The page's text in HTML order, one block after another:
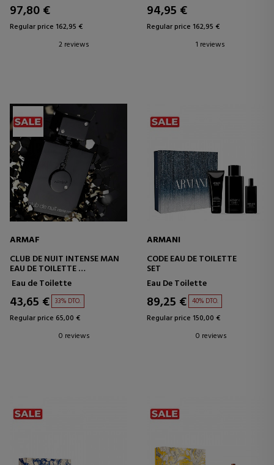
97,80 €
Regular price 162,95 €
2 reviews
94,95 €
Regular price 162,95 €
1 reviews
ARMAF
CLUB DE NUIT INTENSE MAN
EAU DE TOILETTE
SET
Eau de Toilette
43,65 € 33% DTO.
Regular price 65,00 €
0 reviews
ARMANI
CODE EAU DE TOILETTE
SET
Eau De Toilette
89,25 € 40% DTO.
Regular price 150,00 €
0 reviews